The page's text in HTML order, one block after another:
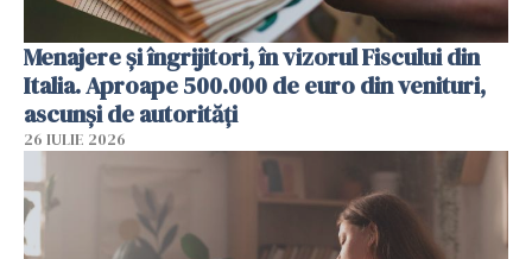
Menajere și îngrijitori, în vizorul Fiscului din
Italia. Aproape 500.000 de euro din venituri,
ascunși de autorități
26 IULIE 2026